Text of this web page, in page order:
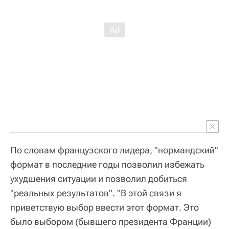
По словам французского лидера, "нормандский"
формат в последние годы позволил избежать
ухудшения ситуации и позволил добиться
"реальных результатов". "В этой связи я
приветствую выбор ввести этот формат. Это
было выбором (бывшего президента Франции)